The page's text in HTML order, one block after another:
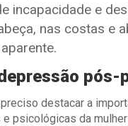
incapacidade e
nas costas e
pós-
destacar a
psicológicas da